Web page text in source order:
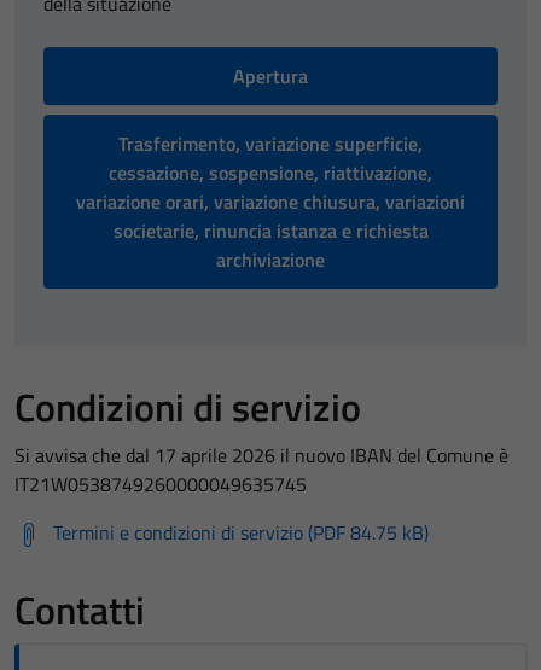
Apertura
Trasferimento, variazione superficie,
cessazione, sospensione, riattivazione,
variazione orari, variazione chiusura, variazioni
societarie, rinuncia istanza e richiesta
archiviazione
Condizioni di servizio
Si avvisa che dal 17 aprile 2026 il nuovo IBAN del Comune è
IT21W0538749260000049635745
Termini e condizioni di servizio (PDF 84.75 kB)
Contatti